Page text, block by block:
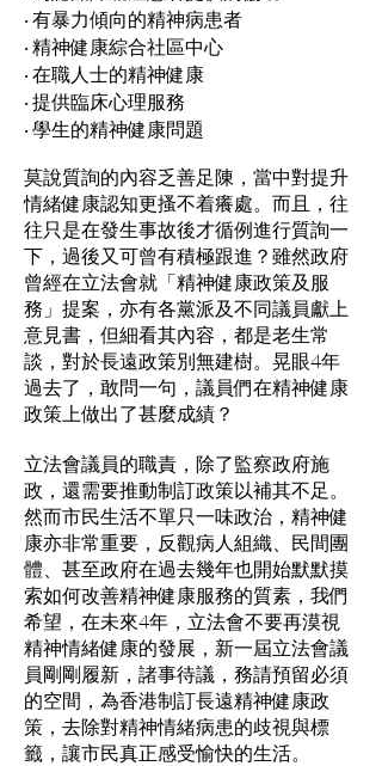
‧ 有暴力傾向的精神病患者
‧ 精神健康綜合社區中心
‧ 在職人士的精神健康
‧ 提供臨床心理服務
‧ 學生的精神健康問題
莫說質詢的內容乏善足陳，當中對提升
情緒健康認知更搔不着癢處。而且，往
往只是在發生事故後才循例進行質詢一
下，過後又可曾有積極跟進？雖然政府
曾經在立法會就「精神健康政策及服
務」提案，亦有各黨派及不同議員獻上
意見書，但細看其內容，都是老生常
談，對於長遠政策別無建樹。晃眼4年
過去了，敢問一句，議員們在精神健康
政策上做出了甚麼成績？
立法會議員的職責，除了監察政府施
政，還需要推動制訂政策以補其不足。
然而市民生活不單只一味政治，精神健
康亦非常重要，反觀病人組織、民間團
體、甚至政府在過去幾年也開始默默摸
索如何改善精神健康服務的質素，我們
希望，在未來4年，立法會不要再漠視
精神情緒健康的發展，新一屆立法會議
員剛剛履新，諸事待議，務請預留必須
的空間，為香港制訂長遠精神健康政
策，去除對精神情緒病患的歧視與標
籤，讓市民真正感受愉快的生活。